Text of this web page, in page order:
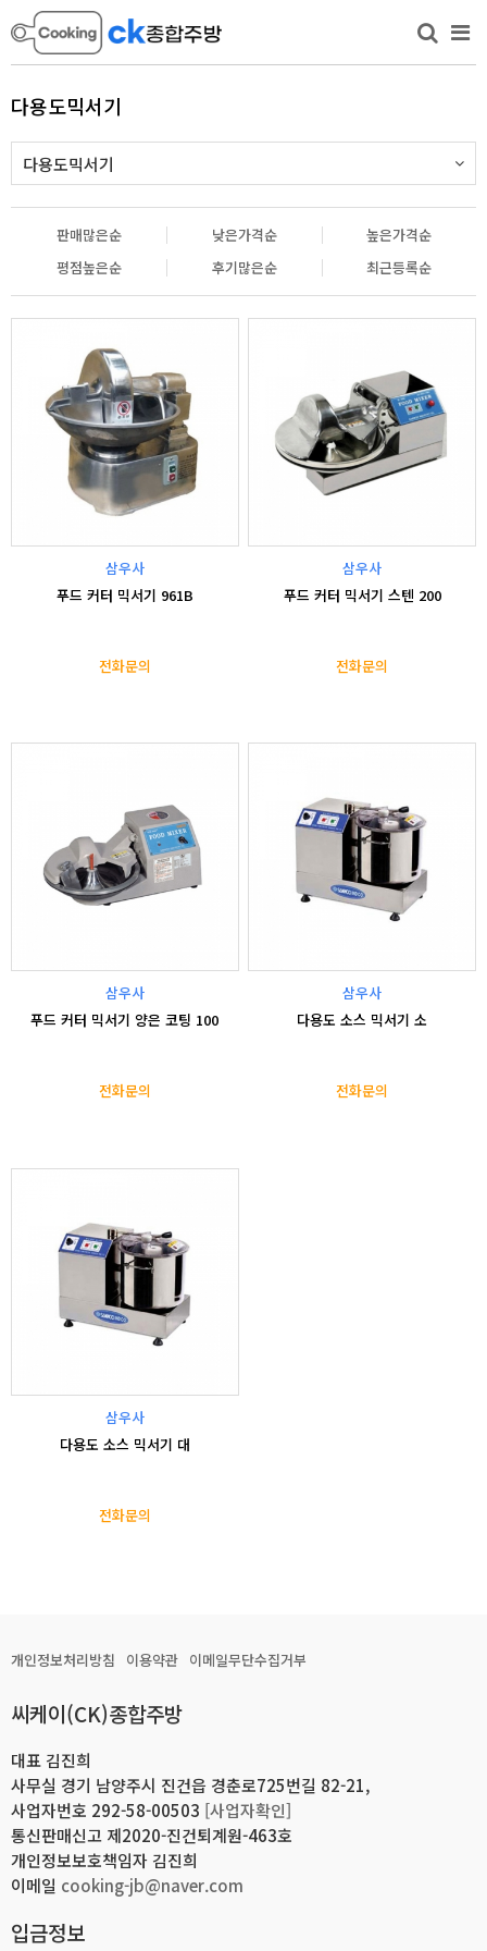
다용도믹서기
다용도믹서기
판매많은순 낮은가격순
높은가격순
평점높은순
후기많은순 최근등록순
삼우사
푸드 커터 믹서기 961B
전화문의
삼우사
푸드 커터 믹서기 스텐 200
전화문의
삼우사
푸드 커터 믹서기 양은 코팅 100
전화문의
삼우사
다용도 소스 믹서기 소
전화문의
삼우사
다용도 소스 믹서기 대
전화문의
개인정보처리방침 이용약관 이메일무단수집거부
씨케이(CK)종합주방
대표 김진희
사무실 경기 남양주시 진건읍 경춘로725번길 82-21,
사업자번호 292-58-00503 [사업자확인]
통신판매신고 제2020-진건퇴계원-463호
개인정보보호책임자 김진희
이메일 cooking-jb@naver.com
입금정보